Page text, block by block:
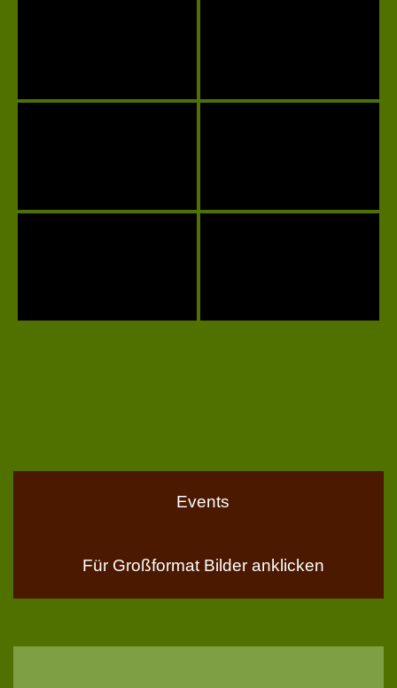
Events
Für Großformat Bilder anklicken